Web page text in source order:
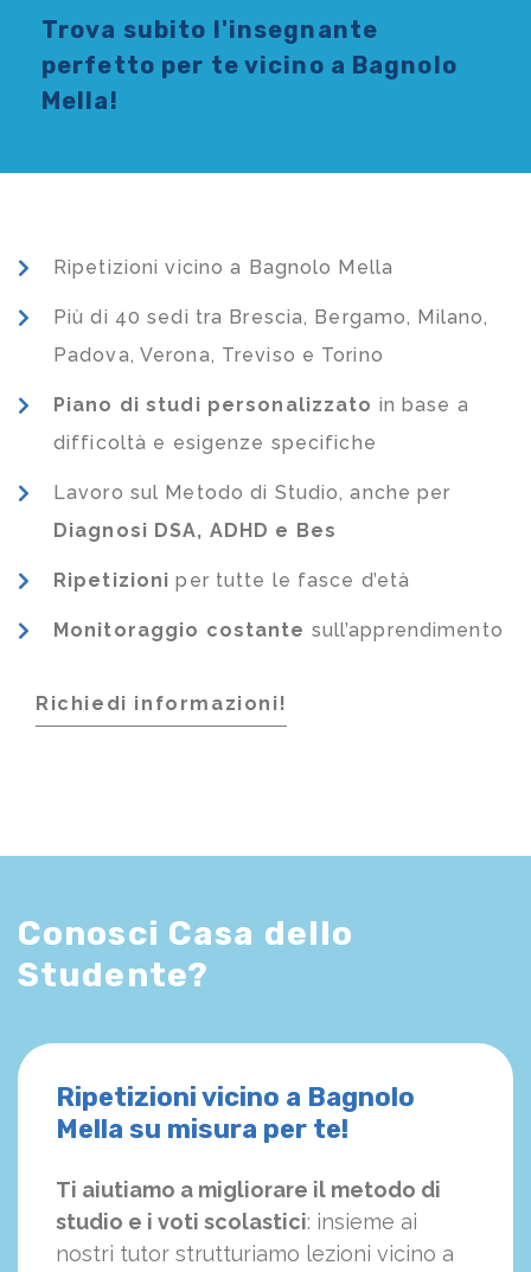
Trova subito l'insegnante
perfetto per te vicino a Bagnolo
Mella!
Ripetizioni vicino a Bagnolo Mella
Più di 40 sedi tra Brescia, Bergamo, Milano,
Padova, Verona, Treviso e Torino
Piano di studi personalizzato in base a
difficoltà e esigenze specifiche
Lavoro sul Metodo di Studio, anche per
Diagnosi DSA, ADHD e Bes
Ripetizioni per tutte le fasce d’età
Monitoraggio costante sull’apprendimento
Richiedi informazioni!
Conosci Casa dello
Studente?
Ripetizioni vicino a Bagnolo
Mella su misura per te!
Ti aiutiamo a migliorare il metodo di
studio e i voti scolastici: insieme ai
nostri tutor strutturiamo lezioni vicino a